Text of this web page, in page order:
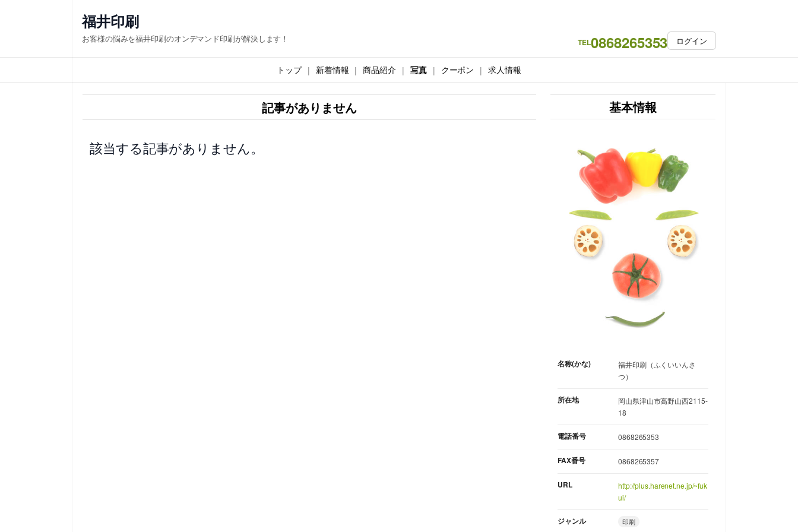
ス
キ
福井印刷
お客様の悩みを福井印刷のオンデマンド印刷が解決します！ TEL0868265353 ログイン
トップ 新着情報 商品紹介 写真 クーポン 求人情報
記事がありません
該当する記事がありません。
基本情報
名称(かな)
福井印刷（ふくいいんさ
つ）
所在地
岡山県津山市高野山西2115-
18
電話番号 0868265353
FAX番号 0868265357
URL
http://plus.harenet.ne.jp/~fuk
ui/
ジャンル 印刷